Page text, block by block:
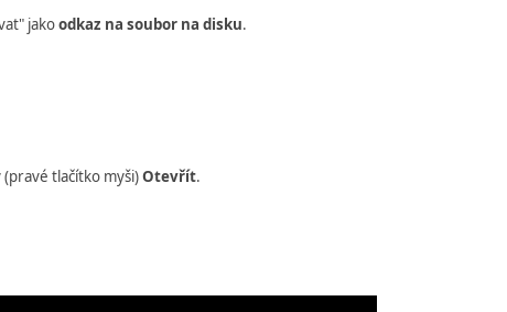
jakoodkaz na soubor na disku.
(pravé tlačítko myši)Otevřít.